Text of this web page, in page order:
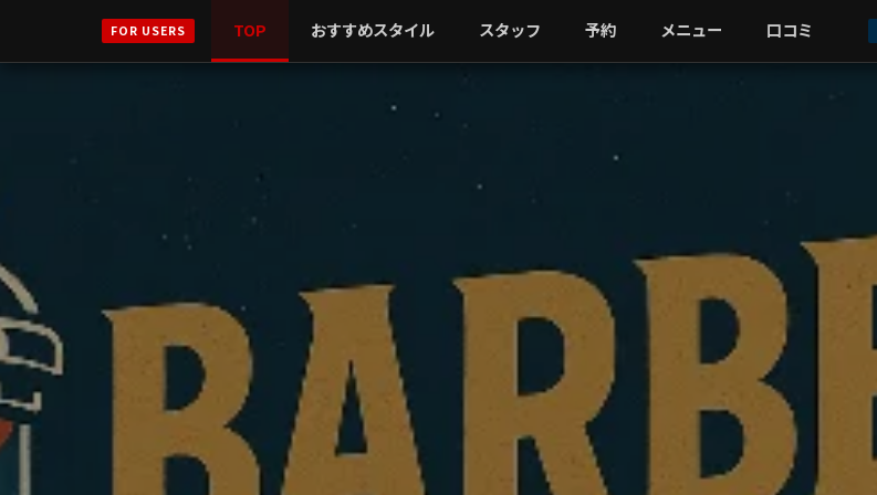
FOR USERS TOP おすすめスタイル スタッフ 予約 メニュー 口コミ